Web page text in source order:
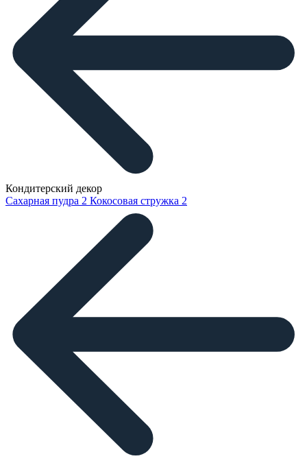
Кондитерский декор
Сахарная пудра 2 Кокосовая стружка 2